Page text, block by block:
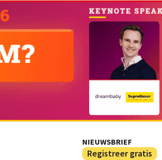
NIEUWSBRIEF
Registreer gratis